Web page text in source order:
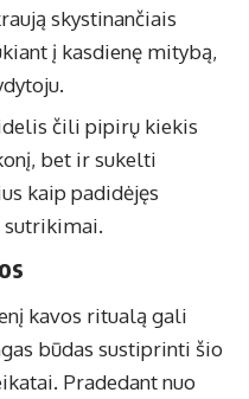
skystinančiais
į kasdienę mitybą,
čili pipirų kiekis
bet ir sukelti
kaip padidėjęs
kavos ritualą gali
būdas sustiprinti šio
Pradedant nuo